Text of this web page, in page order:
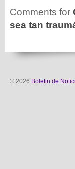
Comments for
sea tan
© 2026 Boletin de